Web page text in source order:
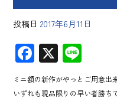
投稿日 2017年6月11日
F
ac
e
X
ne
ミニ額の新作がやっとご用意出
いずれも現品限りの早い者勝ち